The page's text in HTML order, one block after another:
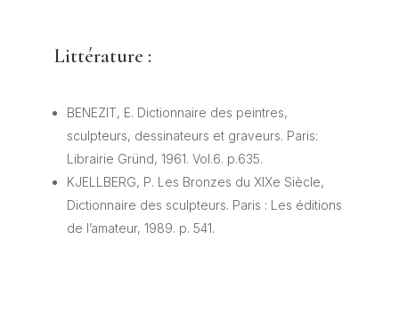
Littérature :
BENEZIT, E. Dictionnaire des peintres,
sculpteurs, dessinateurs et graveurs. Paris:
Librairie Gründ, 1961. Vol.6. p.635.
KJELLBERG, P. Les Bronzes du XIXe Siècle,
Dictionnaire des sculpteurs. Paris : Les éditions
de l’amateur, 1989. p. 541.